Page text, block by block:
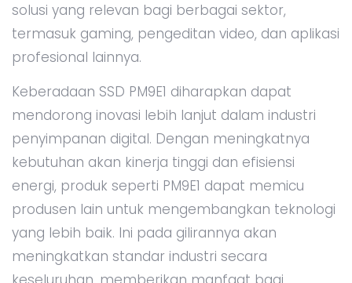
solusi yang relevan bagi berbagai sektor,
termasuk gaming, pengeditan video, dan aplikasi
profesional lainnya.
Keberadaan SSD PM9E1 diharapkan dapat
mendorong inovasi lebih lanjut dalam industri
penyimpanan digital. Dengan meningkatnya
kebutuhan akan kinerja tinggi dan efisiensi
energi, produk seperti PM9E1 dapat memicu
produsen lain untuk mengembangkan teknologi
yang lebih baik. Ini pada gilirannya akan
meningkatkan standar industri secara